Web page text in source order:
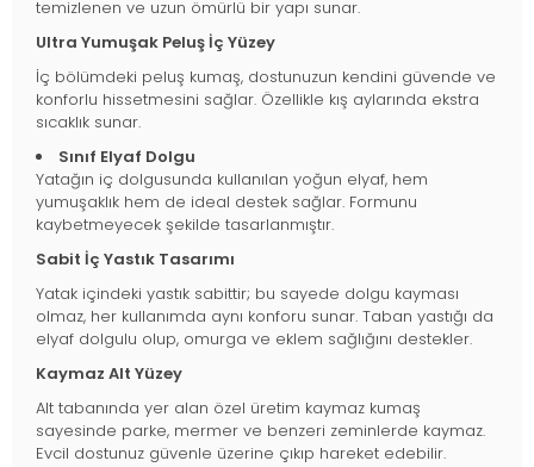
temizlenen ve uzun ömürlü bir yapı sunar.
Ultra Yumuşak Peluş İç Yüzey
İç bölümdeki peluş kumaş, dostunuzun kendini güvende ve
konforlu hissetmesini sağlar. Özellikle kış aylarında ekstra
sıcaklık sunar.
Sınıf Elyaf Dolgu
Yatağın iç dolgusunda kullanılan yoğun elyaf, hem
yumuşaklık hem de ideal destek sağlar. Formunu
kaybetmeyecek şekilde tasarlanmıştır.
Sabit İç Yastık Tasarımı
Yatak içindeki yastık sabittir; bu sayede dolgu kayması
olmaz, her kullanımda aynı konforu sunar. Taban yastığı da
elyaf dolgulu olup, omurga ve eklem sağlığını destekler.
Kaymaz Alt Yüzey
Alt tabanında yer alan özel üretim kaymaz kumaş
sayesinde parke, mermer ve benzeri zeminlerde kaymaz.
Evcil dostunuz güvenle üzerine çıkıp hareket edebilir.